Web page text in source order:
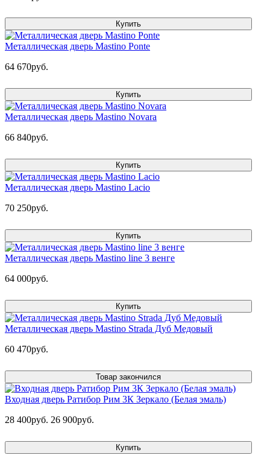
Купить
Металлическая дверь Mastino Ponte
64 670руб.
Купить
Металлическая дверь Mastino Novara
66 840руб.
Купить
Металлическая дверь Mastino Lacio
70 250руб.
Купить
Металлическая дверь Mastino line 3 венге
64 000руб.
Купить
Металлическая дверь Mastino Strada Дуб Медовый
60 470руб.
Товар закончился
Входная дверь Ратибор Рим 3К Зеркало (Белая эмаль)
28 400руб. 26 900руб.
Купить